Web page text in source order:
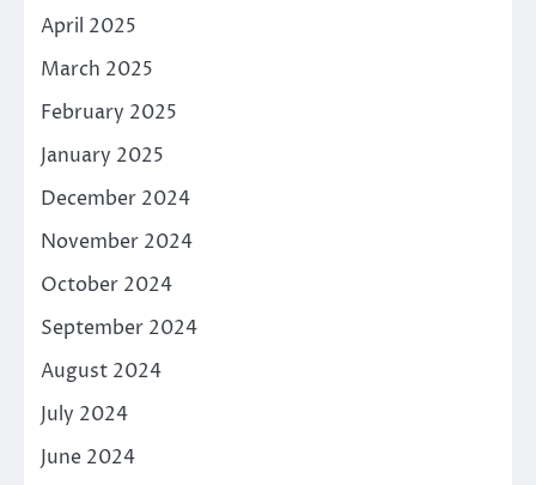
April 2025
March 2025
February 2025
January 2025
December 2024
November 2024
October 2024
September 2024
August 2024
July 2024
June 2024